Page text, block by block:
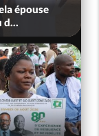
épouse
d...